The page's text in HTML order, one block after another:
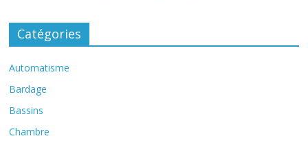
Catégories
Automatisme
Bardage
Bassins
Chambre